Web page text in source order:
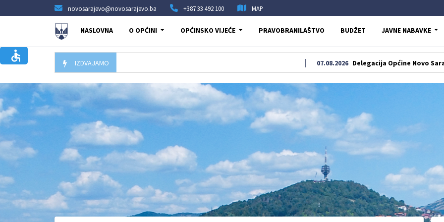
novosarajevo@novosarajevo.ba +387 33 492 100 MAP
NASLOVNA O OPĆINI OPĆINSKO VIJEĆE PRAVOBRANILAŠTVO BUDŽET JAVNE NABAVKE
IZDVAJAMO Delegacija Općine Novo Sarajevo